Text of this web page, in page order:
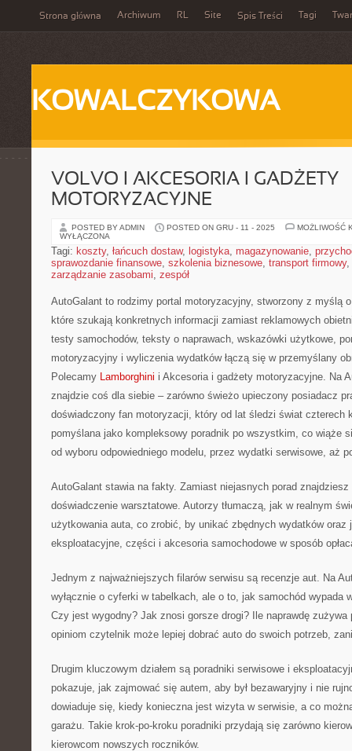
Strona główna Archiwum RL Site Spis Treści Tagi
KOWALCZYKOWA
VOLVO I AKCESORIA I GADŻETY
MOTORYZACYJNE
POSTED BY ADMIN POSTED ON GRU - 11 - 2025
MOŻLIWOŚĆ
WYŁĄCZONA
Tagi: koszty, łańcuch dostaw, logistyka, magazynowanie,
sprawozdanie finansowe, szkolenia biznesowe, transport firmowy,
zarządzanie zasobami, zespół
AutoGalant to rodzimy portal motoryzacyjny, stworzony z myślą
które szukają konkretnych informacji zamiast reklamowych
testy samochodów, teksty o naprawach, wskazówki użytkowe,
motoryzacyjny i wyliczenia wydatków łączą się w przemyślany
Polecamy Lamborghini i Akcesoria i gadżety motoryzacyjne. Na
znajdzie coś dla siebie – zarówno świeżo upieczony posiadacz
doświadczony fan motoryzacji, który od lat śledzi świat czterech
pomyślana jako kompleksowy poradnik po wszystkim, co wiąże
od wyboru odpowiedniego modelu, przez wydatki serwisowe, aż
AutoGalant stawia na fakty. Zamiast niejasnych porad
doświadczenie warsztatowe. Autorzy tłumaczą, jak w realnym
użytkowania auta, co zrobić, by unikać zbędnych wydatków oraz
eksploatacyjne, części i akcesoria samochodowe w sposób
Jednym z najważniejszych filarów serwisu są recenzje aut. Na
wyłącznie o cyferki w tabelkach, ale o to, jak samochód wypada
Czy jest wygodny? Jak znosi gorsze drogi? Ile naprawdę
opiniom czytelnik może lepiej dobrać auto do swoich potrzeb,
Drugim kluczowym działem są poradniki serwisowe i
pokazuje, jak zajmować się autem, aby był bezawaryjny i nie
dowiaduje się, kiedy konieczna jest wizyta w serwisie, a co
garażu. Takie krok-po-kroku poradniki przydają się zarówno
kierowcom nowszych roczników.